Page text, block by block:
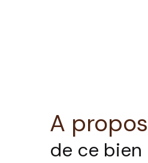
A propos
de ce bien